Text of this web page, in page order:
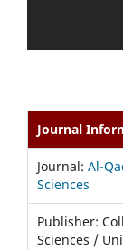
Journal
Journal: Al-
Sciences
Publisher:
Sciences /